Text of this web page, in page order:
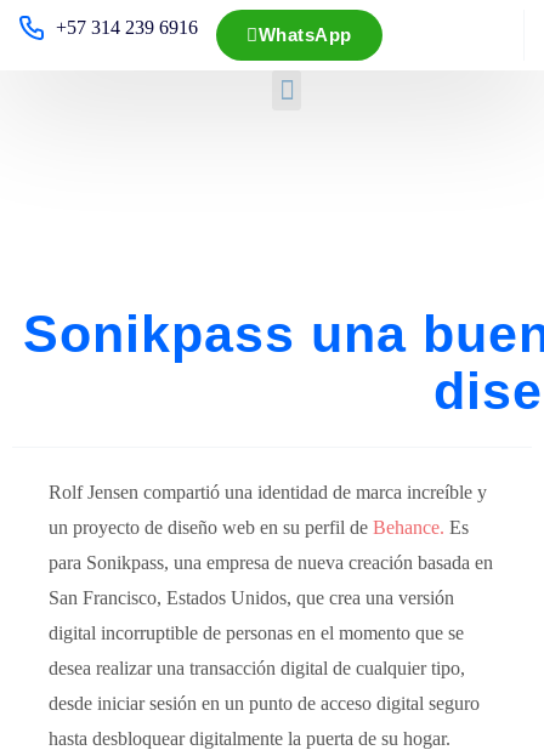
+57 314 239 6916 WhatsApp
Sonikpass una
Rolf Jensen compartió una identidad de marca increíble y
un proyecto de diseño web en su perfil de Behance. Es
para Sonikpass, una empresa de nueva creación basada en
San Francisco, Estados Unidos, que crea una versión
digital incorruptible de personas en el momento que se
desea realizar una transacción digital de cualquier tipo,
desde iniciar sesión en un punto de acceso digital seguro
hasta desbloquear digitalmente la puerta de su hogar.